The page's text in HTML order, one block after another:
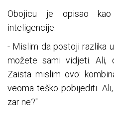
Obojicu je opisao
inteligencije.
- Mislim da postoji razlika
možete sami vidjeti. Ali,
Zaista mislim ovo:
veoma teško pobijediti.
zar ne?"